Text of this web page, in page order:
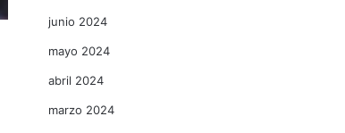
junio 2024
mayo 2024
abril 2024
marzo 2024